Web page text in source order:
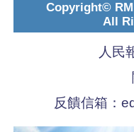
Copyright©
All
人民
反饋信箱：